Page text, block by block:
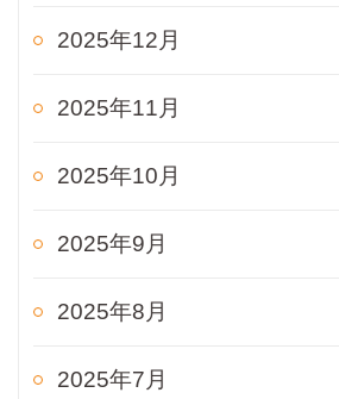
2025年12月
2025年11月
2025年10月
2025年9月
2025年8月
2025年7月